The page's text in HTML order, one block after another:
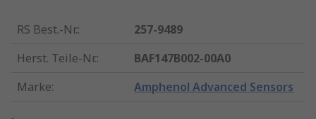
RS Best.-Nr.:
257-9489
Herst. Teile-Nr.:
BAF147B002-00A0
Marke: Amphenol Advanced Sensors